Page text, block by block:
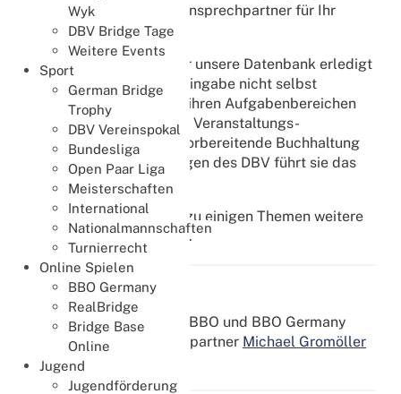
Wyk
DBV Bridge Tage
Weitere Events
Sport
German Bridge
Trophy
DBV Vereinspokal
Bundesliga
Open Paar Liga
Meisterschaften
International
Nationalmannschaften
Turnierrecht
Online Spielen
BBO Germany
RealBridge
Bridge Base
Online
Jugend
Jugendförderung
sie Ihnen den richtigen Ansprechpartner für Ihr
Anliegen nennen.
Mitgliedermeldungen für unsere Datenbank erledigt
sie für Sie, falls Sie die Eingabe nicht selbst
vornehmen möchten. Zu ihren Aufgabenbereichen
gehören auch die interne Veranstaltungs-
Organisation sowie die vorbereitende Buchhaltung
des DBV. Bei den Sitzungen des DBV führt sie das
Protokoll.
Nachfolgend finden Sie zu einigen Themen weitere
direkte Ansprechpartner:
BBO Germany
Für alle Fragen rund um BBO und BBO Germany
steht Ihnen als Ansprechpartner Michael Gromöller
zur Verfügung